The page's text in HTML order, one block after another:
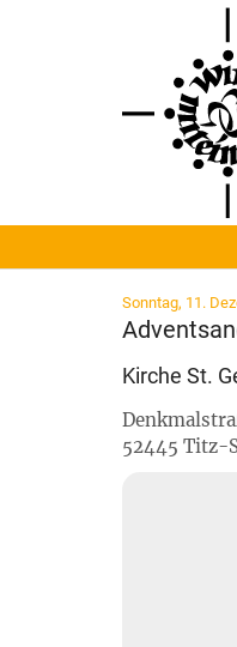
Sonntag, 11.
Kirche St.
52445 Titz-